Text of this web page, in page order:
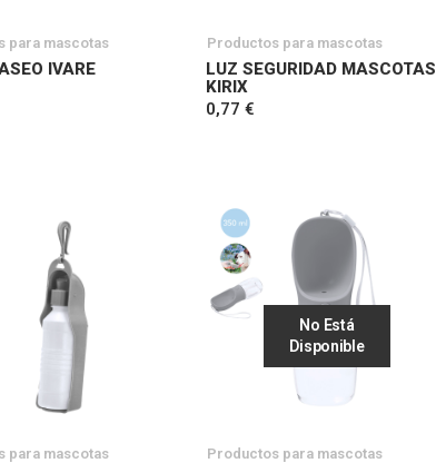
para mascotas
IVARE
Productos para mascotas
LUZ SEGURIDAD MASCOTAS
KIRIX
0,77 €
para mascotas
No Está
Disponible
Productos para mascotas